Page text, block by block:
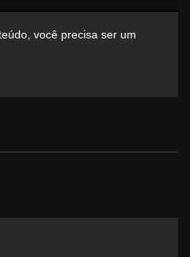
você precisa ser um